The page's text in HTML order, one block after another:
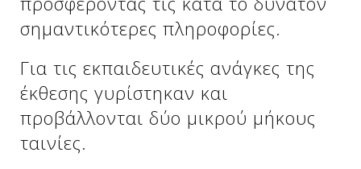
σημαντικότερες πληροφορίες.
Για τις εκπαιδευτικές ανάγκες της
έκθεσης γυρίστηκαν και
προβάλλονται δύο μικρού μήκους
ταινίες.